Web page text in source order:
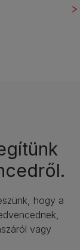
hogy a
vagy